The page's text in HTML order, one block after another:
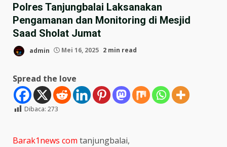
Polres Tanjungbalai Laksanakan
Pengamanan dan Monitoring di Mesjid
Saad Sholat Jumat
admin Mei 16, 2025 2 min read
Spread the love
Dibaca: 273
Barak1news com tanjungbalai,